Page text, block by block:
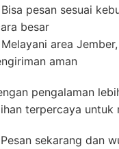
Bisa pesan sesuai
besar
Melayani area
aman
pengalaman
terpercaya untuk
Pesan sekarang dan